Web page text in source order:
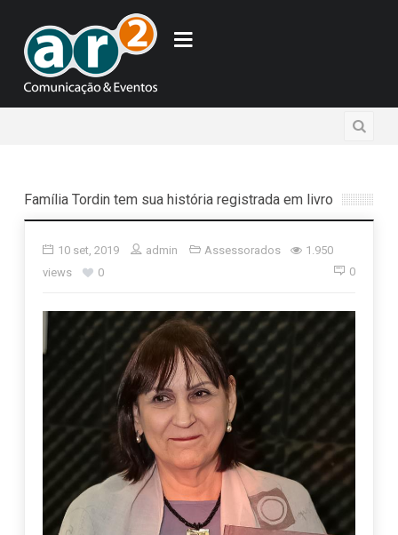
Família Tordin tem sua história registrada em livro
10 set, 2019 admin Assessorados
1.950
views
0 0